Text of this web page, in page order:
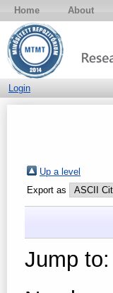
Home About
Login
Up a level
Export as
Jump to: